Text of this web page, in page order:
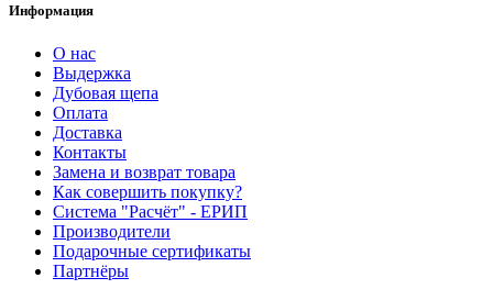
Информация
О нас
Выдержка
Дубовая щепа
Оплата
Доставка
Контакты
Замена и возврат товара
Как совершить покупку?
Система "Расчёт" - ЕРИП
Производители
Подарочные сертификаты
Партнёры